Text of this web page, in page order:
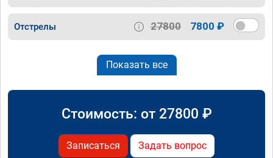
Отстрелы 27800 7800 ₽
Показать все
Стоимость: от 27800 ₽
Записаться Задать вопрос